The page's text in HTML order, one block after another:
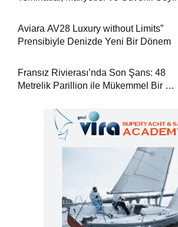
Aviara AV28 Luxury without Limits”
Prensibiyle Denizde Yeni Bir Dönem
Fransız Rivierası’nda Son Şans: 48
Metrelik Parillion ile Mükemmel Bir Yat